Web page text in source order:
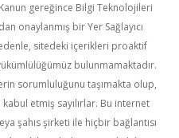
Kanun gereğince Bilgi Teknolojileri
onaylanmış bir Yer Sağlayıcı
sitedeki içerikleri proaktif
bulunmamaktadır.
sorumluluğunu taşımakta olup,
etmiş sayılırlar. Bu internet
şahıs şirketi ile hiçbir bağlantısı